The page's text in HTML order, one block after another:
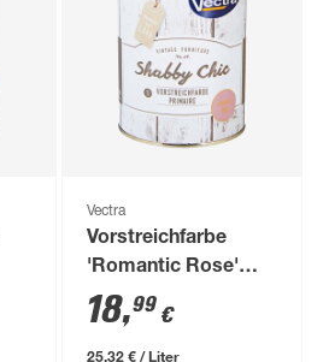
Vectra
Vorstreichfarbe
'Romantic Rose'
altrosa 750 ml
18,99 €
25,32 € / Liter